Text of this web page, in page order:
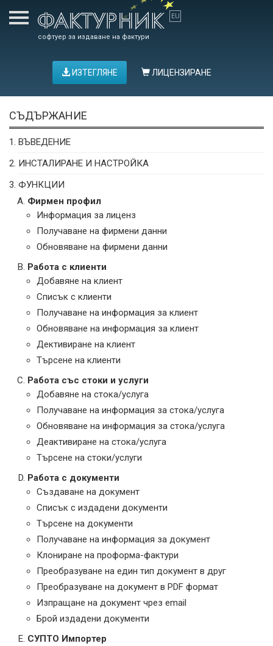
софтуер за издаване на фактури
ИЗТЕГЛЯНЕ ЛИЦЕНЗИРАНЕ
СЪДЪРЖАНИЕ
ВЪВЕДЕНИЕ
ИНСТАЛИРАНЕ И НАСТРОЙКА
ФУНКЦИИ
Фирмен профил
Информация за лиценз
Получаване на фирмени данни
Обновяване на фирмени данни
Работа с клиенти
Добавяне на клиент
Списък с клиенти
Получаване на информация за клиент
Обновяване на информация за клиент
Дективиране на клиент
Търсене на клиенти
Работа със стоки и услуги
Добавяне на стока/услуга
Получаване на информация за стока/услуга
Обновяване на информация за стока/услуга
Деактивиране на стока/услуга
Търсене на стоки/услуги
Работа с документи
Създаване на документ
Списък с издадени документи
Търсене на документи
Получаване на информация за документ
Клониране на проформа-фактури
Преобразуване на един тип документ в друг
Преобразуване на документ в PDF формат
Изпращане на документ чрез email
Брой издадени документи
СУПТО Импортер